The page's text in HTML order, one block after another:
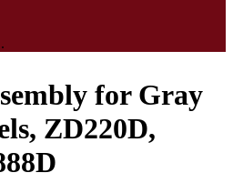
for Gray
ZD220D,